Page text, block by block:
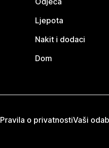
Ljepota
Nakit i dodaci
Dom
Pravila o privatnostiVaši